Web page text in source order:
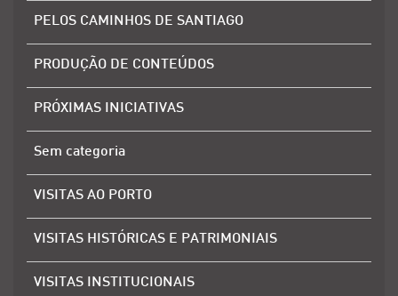
PELOS CAMINHOS DE SANTIAGO
PRODUÇÃO DE CONTEÚDOS
PRÓXIMAS INICIATIVAS
Sem categoria
VISITAS AO PORTO
VISITAS HISTÓRICAS E PATRIMONIAIS
VISITAS INSTITUCIONAIS